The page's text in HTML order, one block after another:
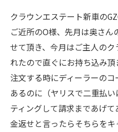
クラウンエステート新車の
ご近所のO様、先月は奥さん
せて頂き、今月はご主人の
れたので直ぐにお持ち込み頂
注文する時にディーラーの
あるのに（ヤリスで二重払
ティングして請求まであげ
金返せと言ったらそちらを